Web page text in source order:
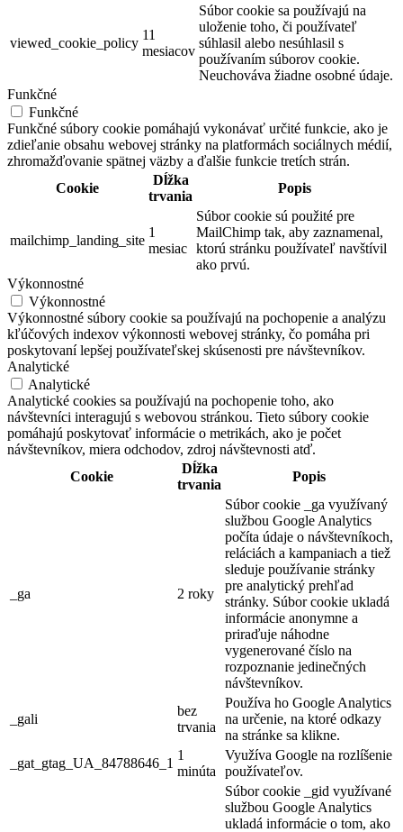
viewed_cookie_policy
11
mesiacov
Súbor cookie sa používajú na
uloženie toho, či používateľ
súhlasil alebo nesúhlasil s
používaním súborov cookie.
Neuchováva žiadne osobné údaje.
Funkčné
Funkčné
Funkčné súbory cookie pomáhajú vykonávať určité funkcie, ako je
zdieľanie obsahu webovej stránky na platformách sociálnych médií,
zhromažďovanie spätnej väzby a ďalšie funkcie tretích strán.
Cookie
Dĺžka
trvania
Popis
mailchimp_landing_site
1
mesiac
Súbor cookie sú použité pre
MailChimp tak, aby zaznamenal,
ktorú stránku používateľ navštívil
ako prvú.
Výkonnostné
Výkonnostné
Výkonnostné súbory cookie sa používajú na pochopenie a analýzu
kľúčových indexov výkonnosti webovej stránky, čo pomáha pri
poskytovaní lepšej používateľskej skúsenosti pre návštevníkov.
Analytické
Analytické
Analytické cookies sa používajú na pochopenie toho, ako
návštevníci interagujú s webovou stránkou. Tieto súbory cookie
pomáhajú poskytovať informácie o metrikách, ako je počet
návštevníkov, miera odchodov, zdroj návštevnosti atď.
Cookie
Dĺžka
trvania
Popis
_ga 2 roky
Súbor cookie _ga využívaný
službou Google Analytics
počíta údaje o návštevníkoch,
reláciách a kampaniach a tiež
sleduje používanie stránky
pre analytický prehľad
stránky. Súbor cookie ukladá
informácie anonymne a
priraďuje náhodne
vygenerované číslo na
rozpoznanie jedinečných
návštevníkov.
_gali
bez
trvania
Používa ho Google Analytics
na určenie, na ktoré odkazy
na stránke sa klikne.
_gat_gtag_UA_84788646_1
1
minúta
Využíva Google na rozlíšenie
používateľov.
Súbor cookie _gid využívané
službou Google Analytics
ukladá informácie o tom, ako